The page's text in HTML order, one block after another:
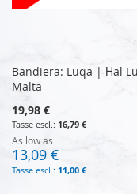
Bandiera: Luqa | Ħal
Malta
19,98 €
16,79 €
As low as
13,09 €
11,00 €